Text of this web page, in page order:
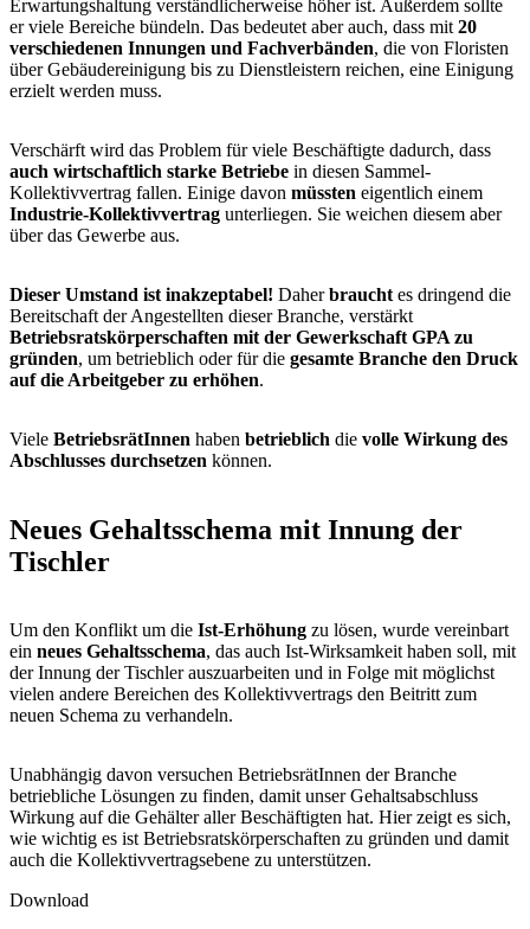
Erwartungshaltung verständlicherweise höher ist. Außerdem sollte
er viele Bereiche bündeln. Das bedeutet aber auch, dass mit 20
verschiedenen Innungen und Fachverbänden, die von Floristen
über Gebäudereinigung bis zu Dienstleistern reichen, eine Einigung
erzielt werden muss.
Verschärft wird das Problem für viele Beschäftigte dadurch, dass
auch wirtschaftlich starke Betriebe in diesen Sammel-
Kollektivvertrag fallen. Einige davon müssten eigentlich einem
Industrie-Kollektivvertrag unterliegen. Sie weichen diesem aber
über das Gewerbe aus.
Dieser Umstand ist inakzeptabel! Daherbraucht es dringend die
Bereitschaft der Angestellten dieser Branche, verstärkt
Betriebsratskörperschaften mit der Gewerkschaft GPA zu
gründen, um betrieblich oder für die gesamte Branche den Druck
auf die Arbeitgeber zu erhöhen.
Viele BetriebsrätInnen haben betrieblich die volle Wirkung des
Abschlusses durchsetzen können.
Neues Gehaltsschema mit Innung der
Tischler
Um den Konflikt um die Ist-Erhöhung zu lösen, wurde vereinbart
ein neues Gehaltsschema, das auch Ist-Wirksamkeit haben soll, mit
der Innung der Tischler auszuarbeiten und in Folge mit möglichst
vielen andere Bereichen des Kollektivvertrags den Beitritt zum
neuen Schema zu verhandeln.
Unabhängig davon versuchen BetriebsrätInnen der Branche
betriebliche Lösungen zu finden, damit unser Gehaltsabschluss
Wirkung auf die Gehälter aller Beschäftigten hat. Hier zeigt es sich,
wie wichtig es ist Betriebsratskörperschaften zu gründen und damit
auch die Kollektivvertragsebene zu unterstützen.
Download